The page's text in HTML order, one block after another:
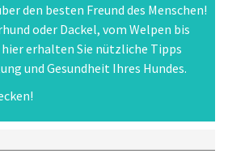
den besten Freund des Menschen!
oder Dackel, vom Welpen bis
erhalten Sie nützliche Tipps
und Gesundheit Ihres Hundes.